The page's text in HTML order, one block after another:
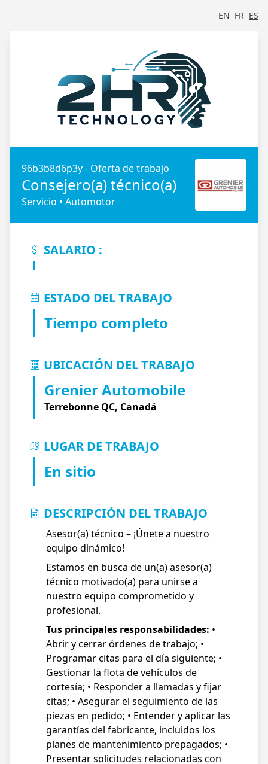
EN FR ES
96b3b8d6p3y - Oferta de trabajo
Consejero(a) técnico(a)
Servicio • Automotor
SALARIO :
ESTADO DEL TRABAJO
Tiempo completo
UBICACIÓN DEL TRABAJO
Grenier Automobile
Terrebonne QC, Canadá
LUGAR DE TRABAJO
En sitio
DESCRIPCIÓN DEL TRABAJO
Asesor(a) técnico – ¡Únete a nuestro
equipo dinámico!
Estamos en busca de un(a) asesor(a)
técnico motivado(a) para unirse a
nuestro equipo comprometido y
profesional.
Tus principales responsabilidades: •
Abrir y cerrar órdenes de trabajo; •
Programar citas para el día siguiente; •
Gestionar la flota de vehículos de
cortesía; • Responder a llamadas y fijar
citas; • Asegurar el seguimiento de las
piezas en pedido; • Entender y aplicar las
garantías del fabricante, incluidos los
planes de mantenimiento prepagados; •
Presentar solicitudes relacionadas con